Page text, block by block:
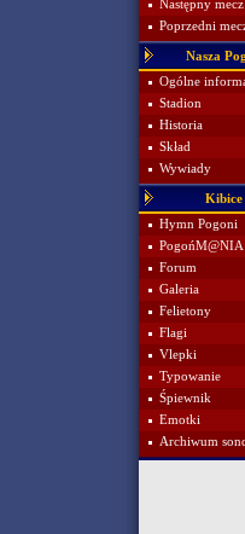
Następny mecz
Poprzedni
Nasza
Ogólne
Stadion
Historia
Skład
Wywiady
Kibice
Hymn Pogoni
PogońM@NIA
Forum
Galeria
Felietony
Flagi
Vlepki
Typowanie
Śpiewnik
Emotki
Archiwum sond